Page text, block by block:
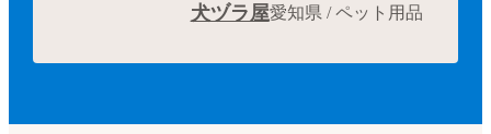
犬ヅラ屋愛知県 / ペット用品